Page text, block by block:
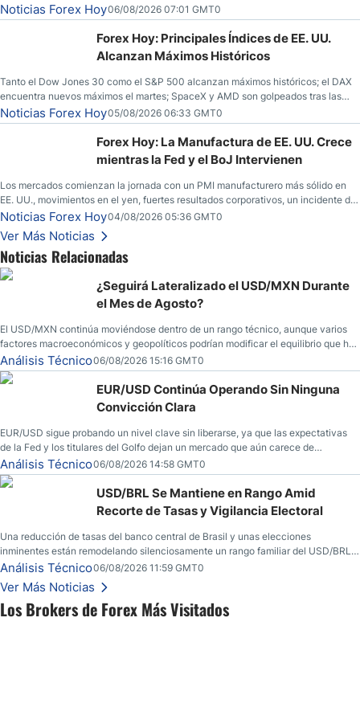
Los Brokers de Forex Más Visitados
y los operadores esperan nuevas referencias económicas desde Estados
Unidos.
Noticias Forex Hoy06/08/2026 07:01 GMT0
Forex Hoy: Principales Índices de EE. UU.
Alcanzan Máximos Históricos
Tanto el Dow Jones 30 como el S&P 500 alcanzan máximos históricos; el DAX
encuentra nuevos máximos el martes; SpaceX y AMD son golpeados tras las
llamadas de ganancias; el petróleo crudo cae por debajo de los $80 con nuevas
esperanzas; el dólar estadounidense continúa intentando estabilizarse frente al
yen; el peso mexicano ve un repunte a medida que las tasas caen en EE. UU.
Noticias Forex Hoy05/08/2026 06:33 GMT0
Forex Hoy: La Manufactura de EE. UU. Crece
mientras la Fed y el BoJ Intervienen
Los mercados comienzan la jornada con un PMI manufacturero más sólido en
EE. UU., movimientos en el yen, fuertes resultados corporativos, un incidente de
seguridad en Bitcoin y nuevas señales desde el mercado del petróleo.
Noticias Forex Hoy04/08/2026 05:36 GMT0
Ver Más Noticias
Noticias Relacionadas
¿Seguirá Lateralizado el USD/MXN Durante
el Mes de Agosto?
El USD/MXN continúa moviéndose dentro de un rango técnico, aunque varios
factores macroeconómicos y geopolíticos podrían modificar el equilibrio que ha
dominado al mercado en las últimas semanas.
Análisis Técnico06/08/2026 15:16 GMT0
EUR/USD Continúa Operando Sin Ninguna
Convicción Clara
EUR/USD sigue probando un nivel clave sin liberarse, ya que las expectativas
de la Fed y los titulares del Golfo dejan un mercado que aún carece de
convicción real.
Análisis Técnico06/08/2026 14:58 GMT0
USD/BRL Se Mantiene en Rango Amid
Recorte de Tasas y Vigilancia Electoral
Una reducción de tasas del banco central de Brasil y unas elecciones
inminentes están remodelando silenciosamente un rango familiar del USD/BRL.
Una reducción de tasas por parte del banco central de Brasil y unas elecciones
inminentes están remodelando silenciosamente un rango familiar del USD/BRL.
Esto es lo que los traders están observando a continuación.
Análisis Técnico06/08/2026 11:59 GMT0
Ver Más Noticias